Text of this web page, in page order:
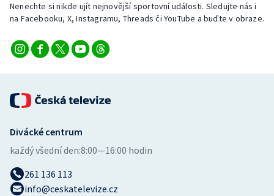
Nenechte si nikde ujít nejnovější sportovní události. Sledujte nás i
na Facebooku, X, Instagramu, Threads či YouTube a buďte v obraze.
Divácké centrum
každý všední den:8:00—16:00 hodin
261 136 113
info@ceskatelevize.cz